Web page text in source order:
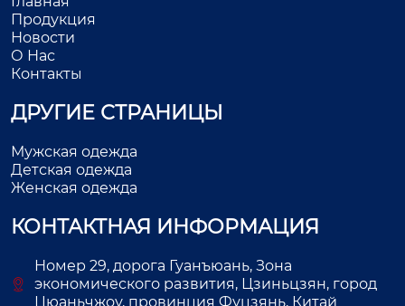
Продукция
Новости
О Нас
Контакты
ДРУГИЕ СТРАНИЦЫ
Мужская одежда
Детская одежда
Женская одежда
КОНТАКТНАЯ ИНФОРМАЦИЯ
Номер 29, дорога Гуанъюань, Зона
экономического развития, Цзиньцзян, город
Цюаньчжоу, провинция Фуцзянь, Китай